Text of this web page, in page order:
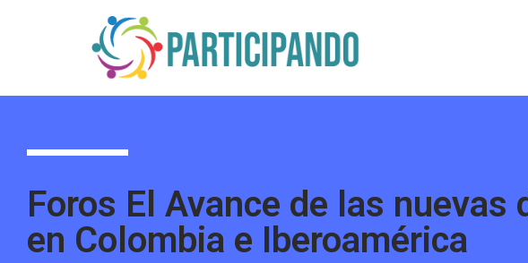
Foros El Avance de las nuevas
en Colombia e Iberoamérica